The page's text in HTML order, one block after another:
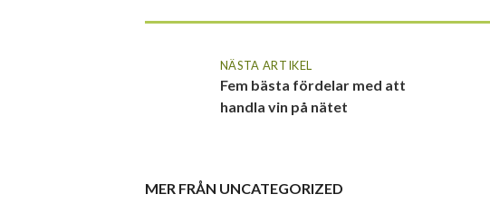
NÄSTA ARTIKEL
Fem bästa fördelar med att
handla vin på nätet
MER FRÅN UNCATEGORIZED